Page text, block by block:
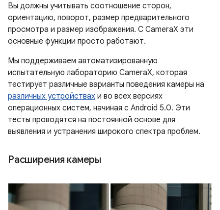
Вы должны учитывать соотношение сторон,
ориентацию, поворот, размер предварительного
просмотра и размер изображения. С CameraX эти
основные функции просто работают.
Мы поддерживаем автоматизированную
испытательную лабораторию CameraX, которая
тестирует различные варианты поведения камеры на
различных устройствах и во всех версиях
операционных систем, начиная с Android 5.0. Эти
тесты проводятся на постоянной основе для
выявления и устранения широкого спектра проблем.
Расширения камеры